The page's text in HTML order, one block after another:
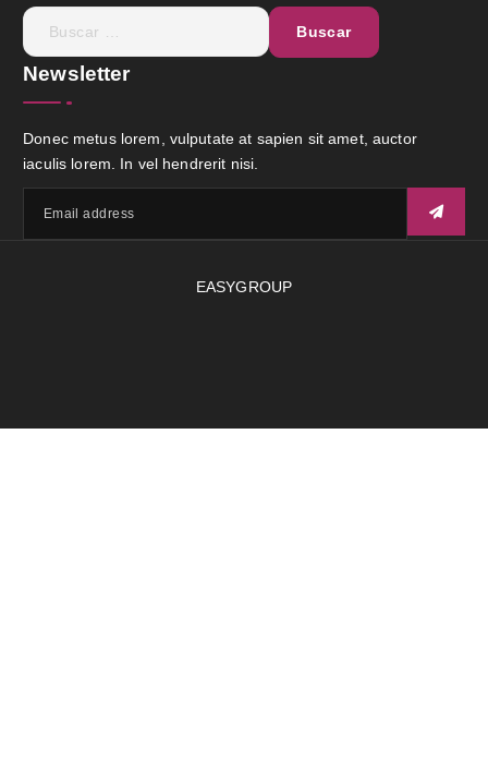
Newsletter
Donec metus lorem, vulputate at sapien sit amet, auctor
iaculis lorem. In vel hendrerit nisi.
EASYGROUP